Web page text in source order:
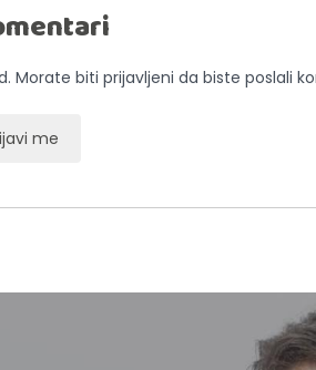
Morate biti prijavljeni da biste poslali
me